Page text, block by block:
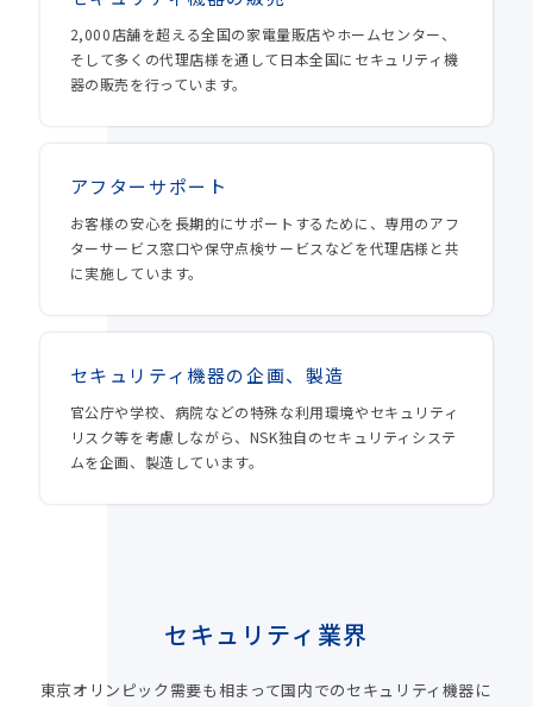
2,000店舗を超える全国の家電量販店やホームセンター、
そして多くの代理店様を通して日本全国にセキュリティ機
器の販売を行っています。
アフターサポート
お客様の安心を長期的にサポートするために、専用のアフ
ターサービス窓口や保守点検サービスなどを代理店様と共
に実施しています。
セキュリティ機器の企画、製造
官公庁や学校、病院などの特殊な利用環境やセキュリティ
リスク等を考慮しながら、NSK独自のセキュリティシステ
ムを企画、製造しています。
セキュリティ業界
東京オリンピック需要も相まって国内でのセキュリティ機器に